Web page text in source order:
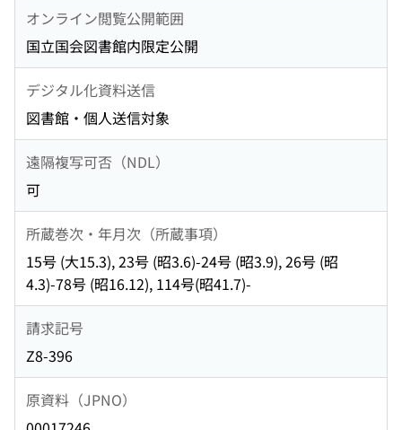
オンライン閲覧公開範囲
国立国会図書館内限定公開
デジタル化資料送信
図書館・個人送信対象
遠隔複写可否（NDL）
可
所蔵巻次・年月次（所蔵事項）
15号 (大15.3), 23号 (昭3.6)-24号 (昭3.9), 26号 (昭
4.3)-78号 (昭16.12), 114号(昭41.7)-
請求記号
Z8-396
原資料（JPNO）